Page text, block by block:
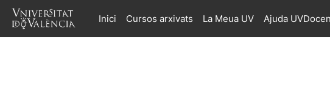
Ves al contingut principalInici Cursos arxivats La Meua UV Ajuda